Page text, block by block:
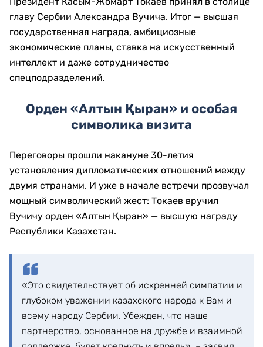
главу Сербии Александра Вучича. Итог — высшая
государственная награда, амбициозные
экономические планы, ставка на искусственный
интеллект и даже сотрудничество
спецподразделений.
Орден «Алтын Қыран» и особая
символика визита
Переговоры прошли накануне 30-летия
установления дипломатических отношений между
двумя странами. И уже в начале встречи прозвучал
мощный символический жест: Токаев вручил
Вучичу орден «Алтын Қыран» — высшую награду
Республики Казахстан.
«Это свидетельствует об искренней симпатии и
глубоком уважении казахского народа к Вам и
всему народу Сербии. Убежден, что наше
партнерство, основанное на дружбе и взаимной